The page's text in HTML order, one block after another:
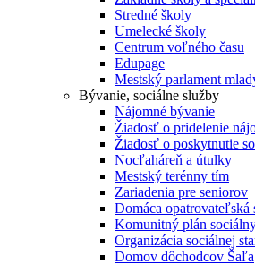
Stredné školy
Umelecké školy
Centrum voľného času
Edupage
Mestský parlament
Bývanie, sociálne služby
Nájomné bývanie
Žiadosť o pridelenie
Žiadosť o poskytnutie
Nocľaháreň a útulky
Mestský terénny tím
Zariadenia pre seniorov
Domáca opatrovateľská
Komunitný plán
Organizácia sociálnej
Domov dôchodcov Šaľa